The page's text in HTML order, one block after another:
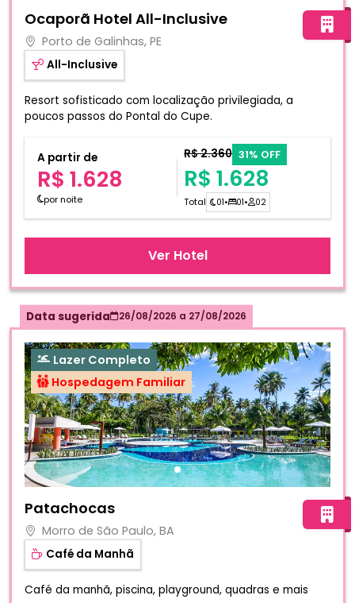
Ocaporã Hotel All-Inclusive
Porto de Galinhas, PE
All-Inclusive
Resort sofisticado com localização privilegiada, a
poucos passos do Pontal do Cupe.
A partir de
R$ 1.628
por noite
R$ 2.360 31% OFF
R$ 1.628
Total 01• 01• 02
Ver Hotel
Data sugerida 26/08/2026 a 27/08/2026
Lazer Completo
Hospedagem Familiar
Patachocas
Morro de São Paulo, BA
Café da Manhã
Café da manhã, piscina, playground, quadras e mais